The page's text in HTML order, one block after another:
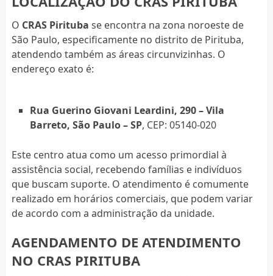
O CRAS Pirituba se encontra na zona noroeste de
São Paulo, especificamente no distrito de Pirituba,
atendendo também as áreas circunvizinhas. O
endereço exato é:
Rua Guerino Giovani Leardini, 290 – Vila
Barreto, São Paulo – SP, CEP: 05140-020
Este centro atua como um acesso primordial à
assistência social, recebendo famílias e indivíduos
que buscam suporte. O atendimento é comumente
realizado em horários comerciais, que podem variar
de acordo com a administração da unidade.
AGENDAMENTO DE ATENDIMENTO
NO CRAS PIRITUBA